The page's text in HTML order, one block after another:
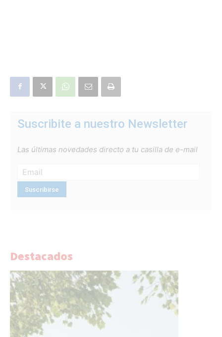
Suscribite a nuestro Newsletter
Las últimas novedades directo a tu casilla de e-mail
Destacados